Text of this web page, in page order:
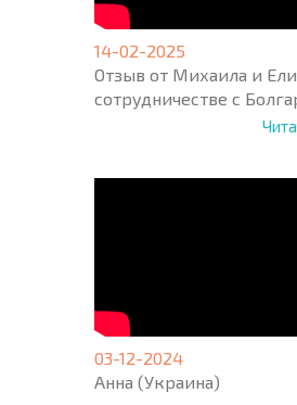
14-02-2025
Отзыв от Михаила и
сотрудничестве с
03-12-2024
Анна (Украина)